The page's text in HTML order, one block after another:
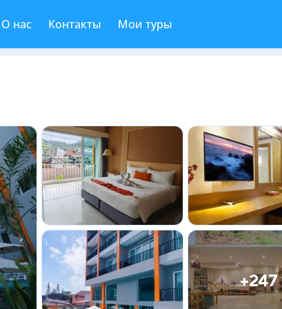
О нас Контакты Мои туры
+247